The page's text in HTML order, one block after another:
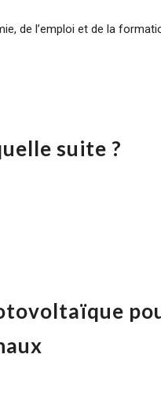
de l’emploi et de la
suite ?